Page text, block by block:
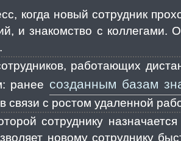
когда новый сотрудник
и знакомство с коллегами.
работающих
ранее созданным базам
связи с ростом удаленной
сотруднику
новому сотруднику